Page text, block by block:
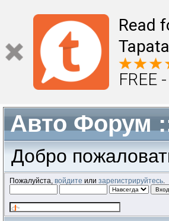
Read
FREE
Авто Форум
Добро
Пожалуйста,войдите илизарегистрируйтесь